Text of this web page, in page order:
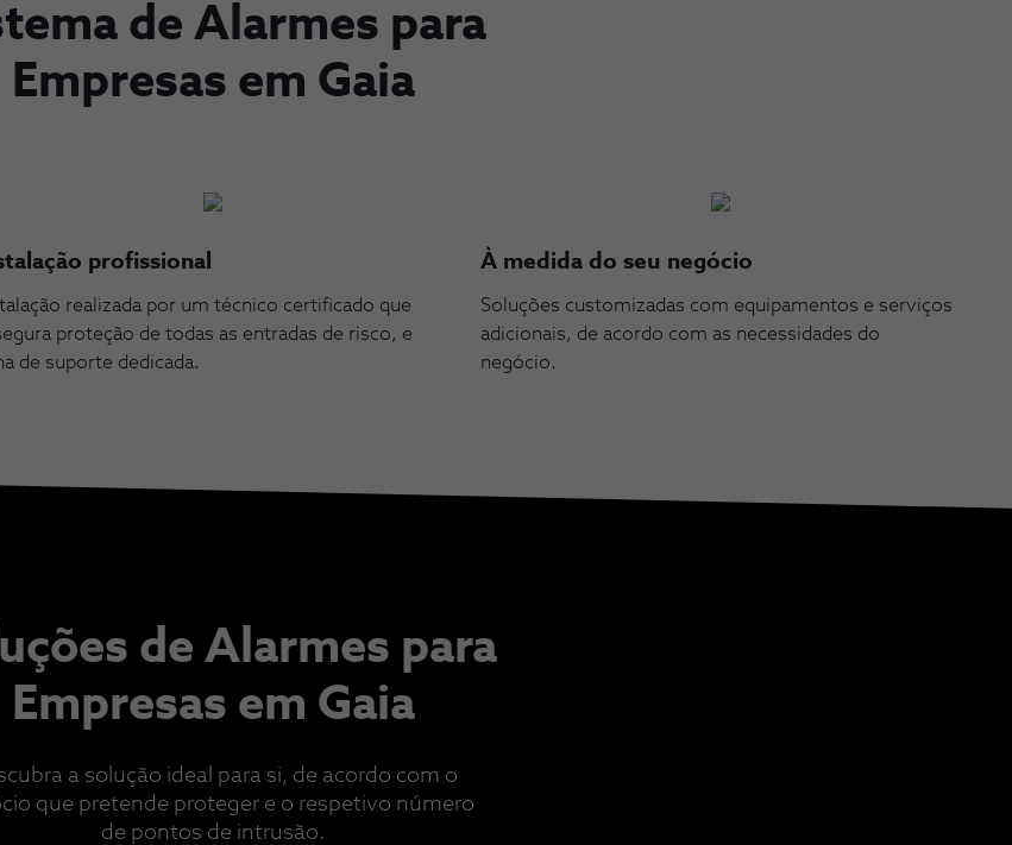
de Alarmes para
Empresas em Gaia
profissional
realizada por um técnico certificado que
proteção de todas as entradas de risco, e
de suporte dedicada.
À medida do seu negócio
Soluções customizadas com equipamentos e serviços
adicionais, de acordo com as necessidades do
negócio.
de Alarmes para
Empresas em Gaia
a solução ideal para si, de acordo com o
que pretende proteger e o respetivo número
de pontos de intrusão.